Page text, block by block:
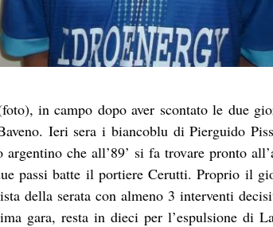
in campo dopo aver scontato le due
Ieri sera i biancoblu di Pierguido
che all’89’ si fa trovare pronto
passi batte il portiere Cerutti. Proprio il
della serata con almeno 3 interventi
gara, resta in dieci per l’espulsione di